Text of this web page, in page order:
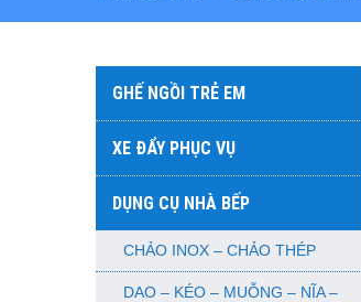
GHẾ NGỒI TRẺ EM
XE ĐẨY PHỤC VỤ
DỤNG CỤ NHÀ BẾP
CHẢO INOX – CHẢO THÉP
DAO – KÉO – MUỖNG – NĨA –